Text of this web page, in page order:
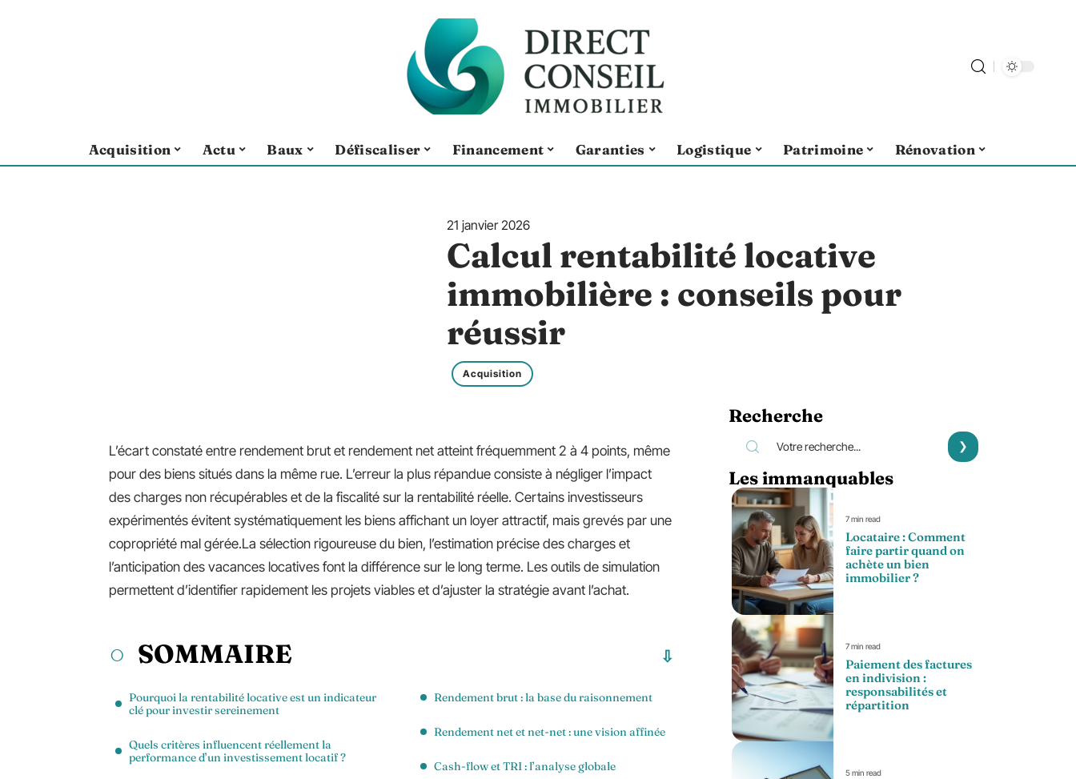
Acquisition Actu Baux Défiscaliser Financement Garanties Logistique Patrimoine Rénovation
21 janvier 2026
Calcul rentabilité locative
immobilière : conseils pour
réussir
Acquisition
L’écart constaté entre rendement brut et rendement net atteint fréquemment 2 à 4 points, même
pour des biens situés dans la même rue. L’erreur la plus répandue consiste à négliger l’impact
des charges non récupérables et de la fiscalité sur la rentabilité réelle. Certains investisseurs
expérimentés évitent systématiquement les biens affichant un loyer attractif, mais grevés par une
copropriété mal gérée.La sélection rigoureuse du bien, l’estimation précise des charges et
l’anticipation des vacances locatives font la différence sur le long terme. Les outils de simulation
permettent d’identifier rapidement les projets viables et d’ajuster la stratégie avant l’achat.
SOMMAIRE
Pourquoi la rentabilité locative est un indicateur
clé pour investir sereinement
Quels critères influencent réellement la
performance d’un investissement locatif ?
Rendement brut : la base du raisonnement
Rendement net et net-net : une vision affinée
Cash-flow et TRI : l’analyse globale
Recherche
Les immanquables
7 min read
Locataire : Comment
faire partir quand on
achète un bien
immobilier ?
7 min read
Paiement des factures
en indivision :
responsabilités et
répartition
5 min read